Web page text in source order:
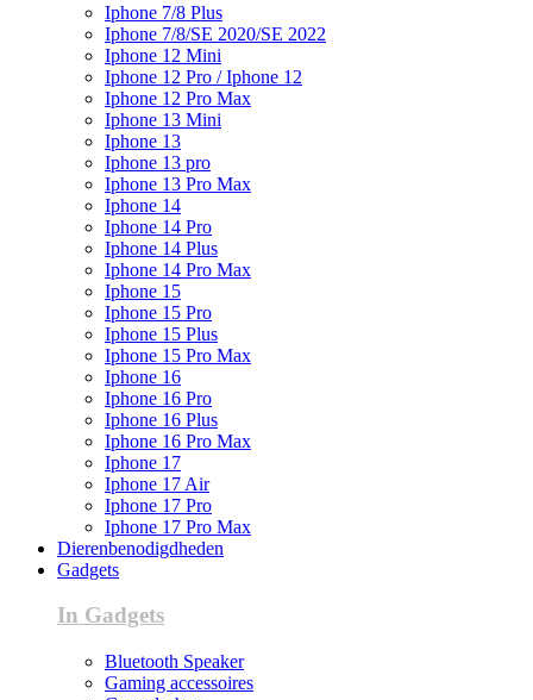
Iphone 7/8 Plus
Iphone 7/8/SE 2020/SE 2022
Iphone 12 Mini
Iphone 12 Pro / Iphone 12
Iphone 12 Pro Max
Iphone 13 Mini
Iphone 13
Iphone 13 pro
Iphone 13 Pro Max
Iphone 14
Iphone 14 Pro
Iphone 14 Plus
Iphone 14 Pro Max
Iphone 15
Iphone 15 Pro
Iphone 15 Plus
Iphone 15 Pro Max
Iphone 16
Iphone 16 Pro
Iphone 16 Plus
Iphone 16 Pro Max
Iphone 17
Iphone 17 Air
Iphone 17 Pro
Iphone 17 Pro Max
Dierenbenodigdheden
Gadgets
In Gadgets
Bluetooth Speaker
Gaming accessoires